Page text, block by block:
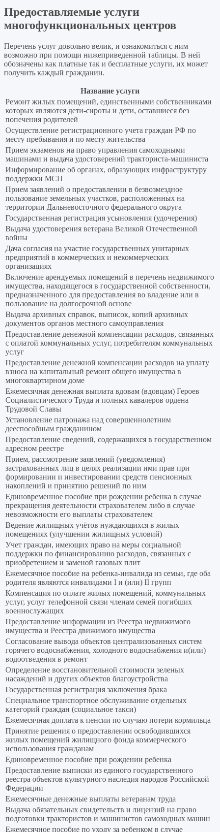
Предоставляемые услуги
многофункциональных центров
Перечень услуг довольно велик, и ознакомиться с ним
возможно при помощи нижеприведенной таблицы. В ней
обозначены как платные так и бесплатные услуги, их может
получить каждый гражданин.
Название услуги
Ремонт жилых помещений, единственными собственниками
которых являются дети-сироты и дети, оставшиеся без
попечения родителей
Осуществление регистрационного учета граждан РФ по
месту пребывания и по месту жительства
Прием экзаменов на право управления самоходными
машинами и выдача удостоверений тракториста-машиниста
Информирование об органах, образующих инфраструктуру
поддержки МСП
Прием заявлений о предоставлении в безвозмездное
пользование земельных участков, расположенных на
территории Дальневосточного федерального округа
Государственная регистрация усыновления (удочерения)
Выдача удостоверения ветерана Великой Отечественной
войны
Дача согласия на участие государственных унитарных
предприятий в коммерческих и некоммерческих
организациях
Включение арендуемых помещений в перечень недвижимого
имущества, находящегося в государственной собственности,
предназначенного для предоставления во владение или в
пользование на долгосрочной основе
Выдача архивных справок, выписок, копий архивных
документов органов местного самоуправления
Предоставление денежной компенсации расходов, связанных
с оплатой коммунальных услуг, потребителям коммунальных
услуг
Предоставление денежной компенсации расходов на уплату
взноса на капитальный ремонт общего имущества в
многоквартирном доме
Ежемесячная денежная выплата вдовам (вдовцам) Героев
Социалистического Труда и полных кавалеров ордена
Трудовой Славы
Установление патронажа над совершеннолетним
дееспособным гражданином
Предоставление сведений, содержащихся в государственном
адресном реестре
Прием, рассмотрение заявлений (уведомления)
застрахованных лиц в целях реализации ими прав при
формировании и инвестировании средств пенсионных
накоплений и принятию решений по ним
Единовременное пособие при рождении ребенка в случае
прекращения деятельности страхователем либо в случае
невозможности его выплаты страхователем
Ведение жилищных учётов нуждающихся в жилых
помещениях (улучшении жилищных условий)
Учет граждан, имеющих право на меры социальной
поддержки по финансированию расходов, связанных с
приобретением и заменой газовых плит
Ежемесячное пособие на ребенка-инвалида из семьи, где оба
родителя являются инвалидами I и (или) II групп
Компенсация по оплате жилых помещений, коммунальных
услуг, услуг телефонной связи членам семей погибших
военнослужащих
Предоставление информации из Реестра недвижимого
имущества и Реестра движимого имущества
Согласование вывода объектов централизованных систем
горячего водоснабжения, холодного водоснабжения и(или)
водоотведения в ремонт
Определение восстановительной стоимости зеленых
насаждений и других объектов благоустройства
Государственная регистрация заключения брака
Специальное транспортное обслуживание отдельных
категорий граждан (социальное такси)
Ежемесячная доплата к пенсии по случаю потери кормильца
Принятие решения о предоставлении освободившихся
жилых помещений жилищного фонда коммерческого
использования гражданам
Единовременное пособие при рождении ребенка
Предоставление выписки из единого государственного
реестра объектов культурного наследия народов Российской
Федерации
Ежемесячные денежные выплаты ветеранам труда
Выдача обязательных свидетельств и лицензий на право
подготовки трактористов и машинистов самоходных машин
Ежемесячное пособие по уходу за ребенком в случае